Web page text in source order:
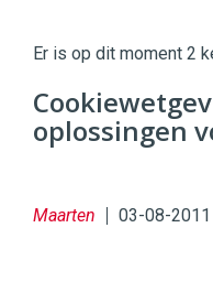
|
Digital
Commercehttps://
96 54
Er is op dit moment 2
oplossingen
Maarten 03-08-2011